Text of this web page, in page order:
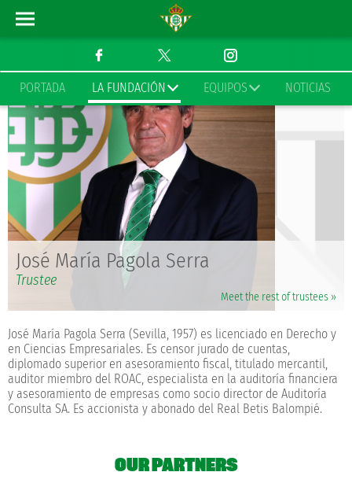
PORTADA LA FUNDACIÓN EQUIPOS NOTICIAS
José María Pagola Serra
Trustee
Meet the rest of trustees »
José María Pagola Serra (Sevilla, 1957) es licenciado en Derecho y
en Ciencias Empresariales. Es censor jurado de cuentas,
diplomado superior en asesoramiento fiscal, titulado mercantil,
auditor miembro del ROAC, especialista en la auditoría financiera
y asesoramiento de empresas como socio director de Auditoría
Consulta SA. Es accionista y abonado del Real Betis Balompié.
OUR PARTNERS